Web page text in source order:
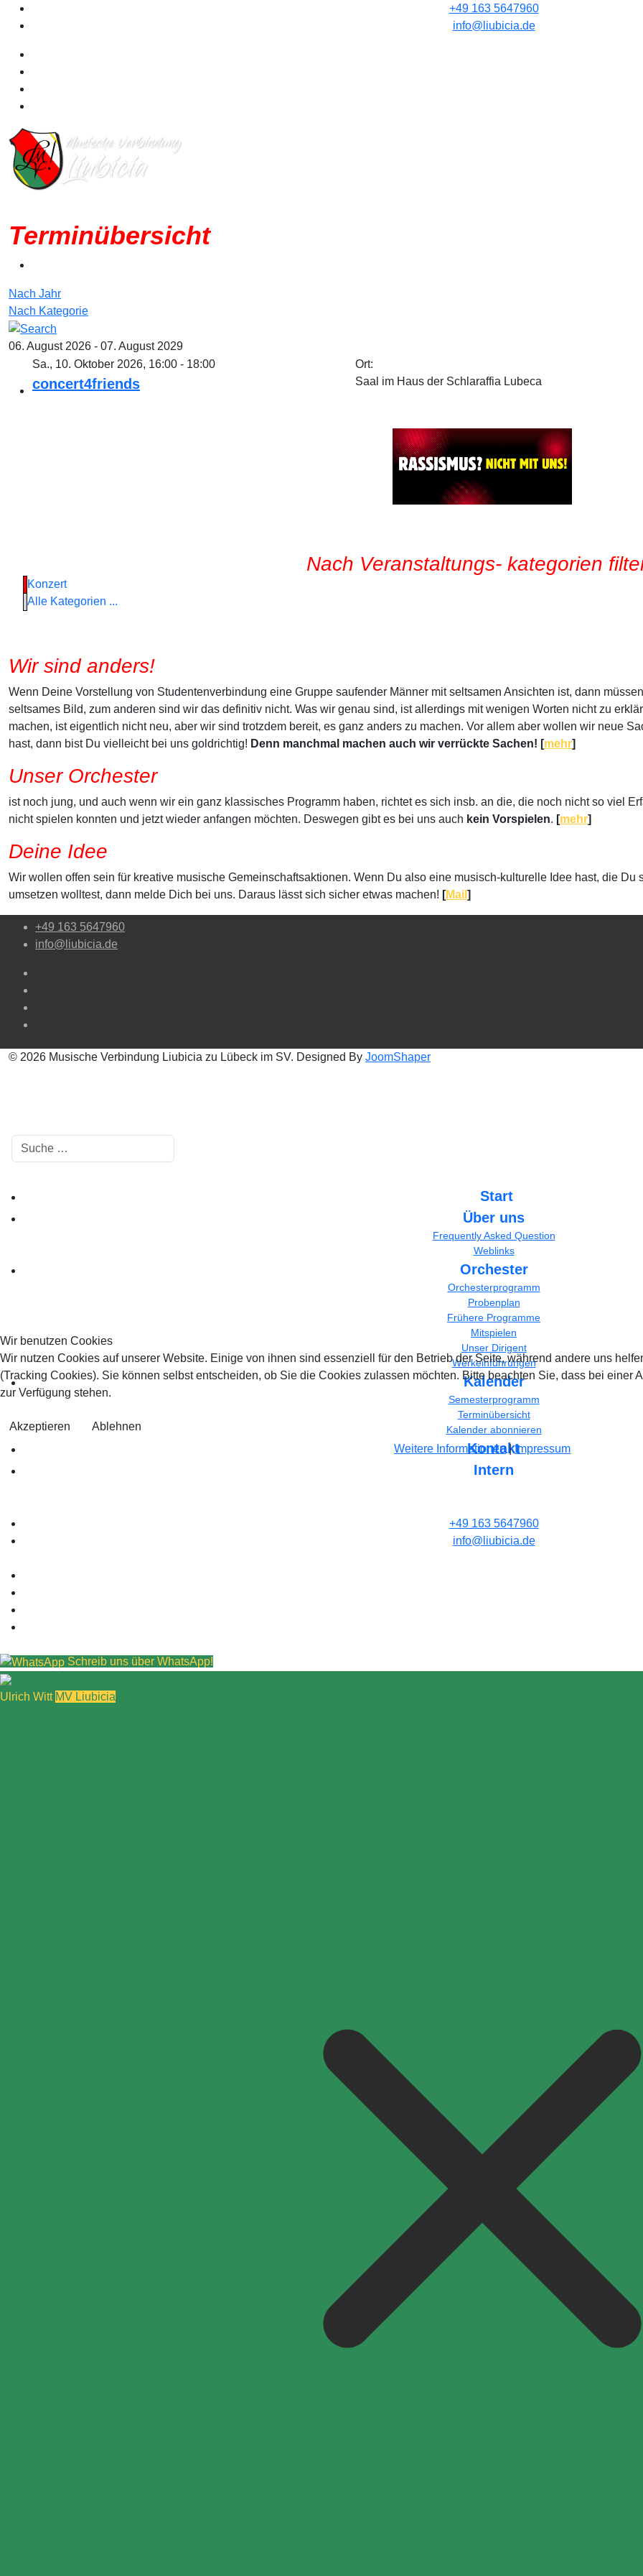
+49 163 5647960
info@liubicia.de
Terminübersicht
Nach Jahr
Nach Kategorie
06. August 2026 - 07. August 2029
Sa., 10. Oktober 2026, 16:00 - 18:00
concert4friends
Ort:
Saal im Haus der Schlaraffia Lubeca
Nach Veranstaltungs- kategorien
Konzert
Alle Kategorien ...
Wir sind anders!
Wenn Deine Vorstellung von Studentenverbindung eine Gruppe saufender Männer mit seltsamen Ansichten ist, dann
seltsames Bild, zum anderen sind wir das definitiv nicht. Was wir genau sind, ist allerdings mit wenigen Worten nicht zu
machen, ist eigentlich nicht neu, aber wir sind trotzdem bereit, es ganz anders zu machen. Vor allem aber wollen wir neue
hast, dann bist Du vielleicht bei uns goldrichtig! Denn manchmal machen auch wir verrückte Sachen! [mehr]
Unser Orchester
ist noch jung, und auch wenn wir ein ganz klassisches Programm haben, richtet es sich insb. an die, die noch nicht so viel
nicht spielen konnten und jetzt wieder anfangen möchten. Deswegen gibt es bei uns auch kein Vorspielen. [mehr]
Deine Idee
Wir wollen offen sein für kreative musische Gemeinschaftsaktionen. Wenn Du also eine musisch-kulturelle Idee hast, die
umsetzen wolltest, dann melde Dich bei uns. Daraus lässt sich sicher etwas machen! [Mail ]
+49 163 5647960
info@liubicia.de
© 2026 Musische Verbindung Liubicia zu Lübeck im SV. Designed By JoomShaper
Suchen
Start
Über uns
Frequently Asked Question
Weblinks
Orchester
Orchesterprogramm
Probenplan
Frühere Programme
Mitspielen
Unser Dirigent
Werkeinführungen
Kalender
Semesterprogramm
Terminübersicht
Kalender abonnieren
Kontakt
Intern
+49 163 5647960
info@liubicia.de
Schreib uns über WhatsApp!
Ulrich Witt MV Liubicia
Wir benutzen Cookies
Wir nutzen Cookies auf unserer Website. Einige von ihnen sind essenziell für den Betrieb der Seite, während andere uns
(Tracking Cookies). Sie können selbst entscheiden, ob Sie die Cookies zulassen möchten. Bitte beachten Sie, dass bei
zur Verfügung stehen.
Akzeptieren
Ablehnen
Weitere Informationen|Impressum